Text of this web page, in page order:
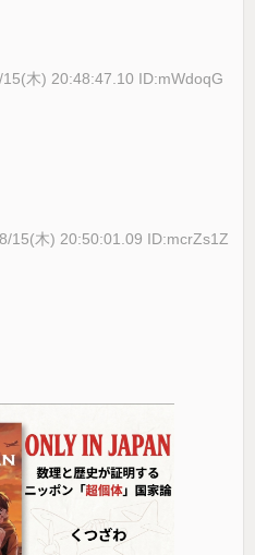
木) 20:48:47.10 ID:mWdoqG
15(木) 20:50:01.09 ID:mcrZs1Z